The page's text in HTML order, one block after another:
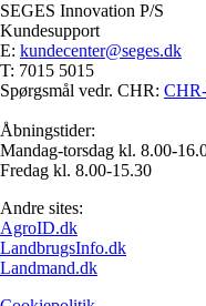
SEGES Innovation P/S
Kundesupport
E: kundecenter@seges.dk
T: 7015 5015
Spørgsmål vedr. CHR:
Åbningstider:
Mandag-torsdag kl. 8.00-
Fredag kl. 8.00-15.30
Andre sites:
AgroID.dk
LandbrugsInfo.dk
Landmand.dk